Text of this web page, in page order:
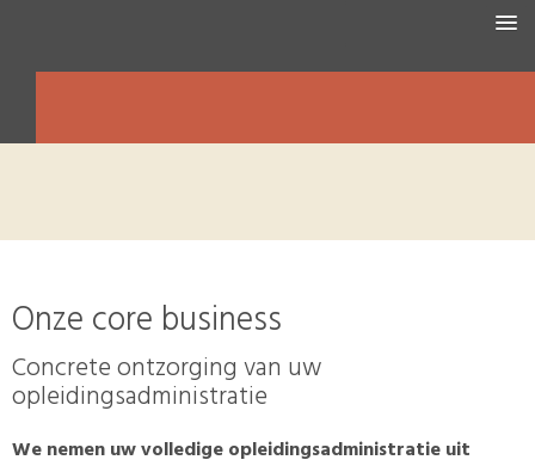
Onze core business
Concrete ontzorging van uw
opleidingsadministratie
We nemen uw volledige opleidingsadministratie uit